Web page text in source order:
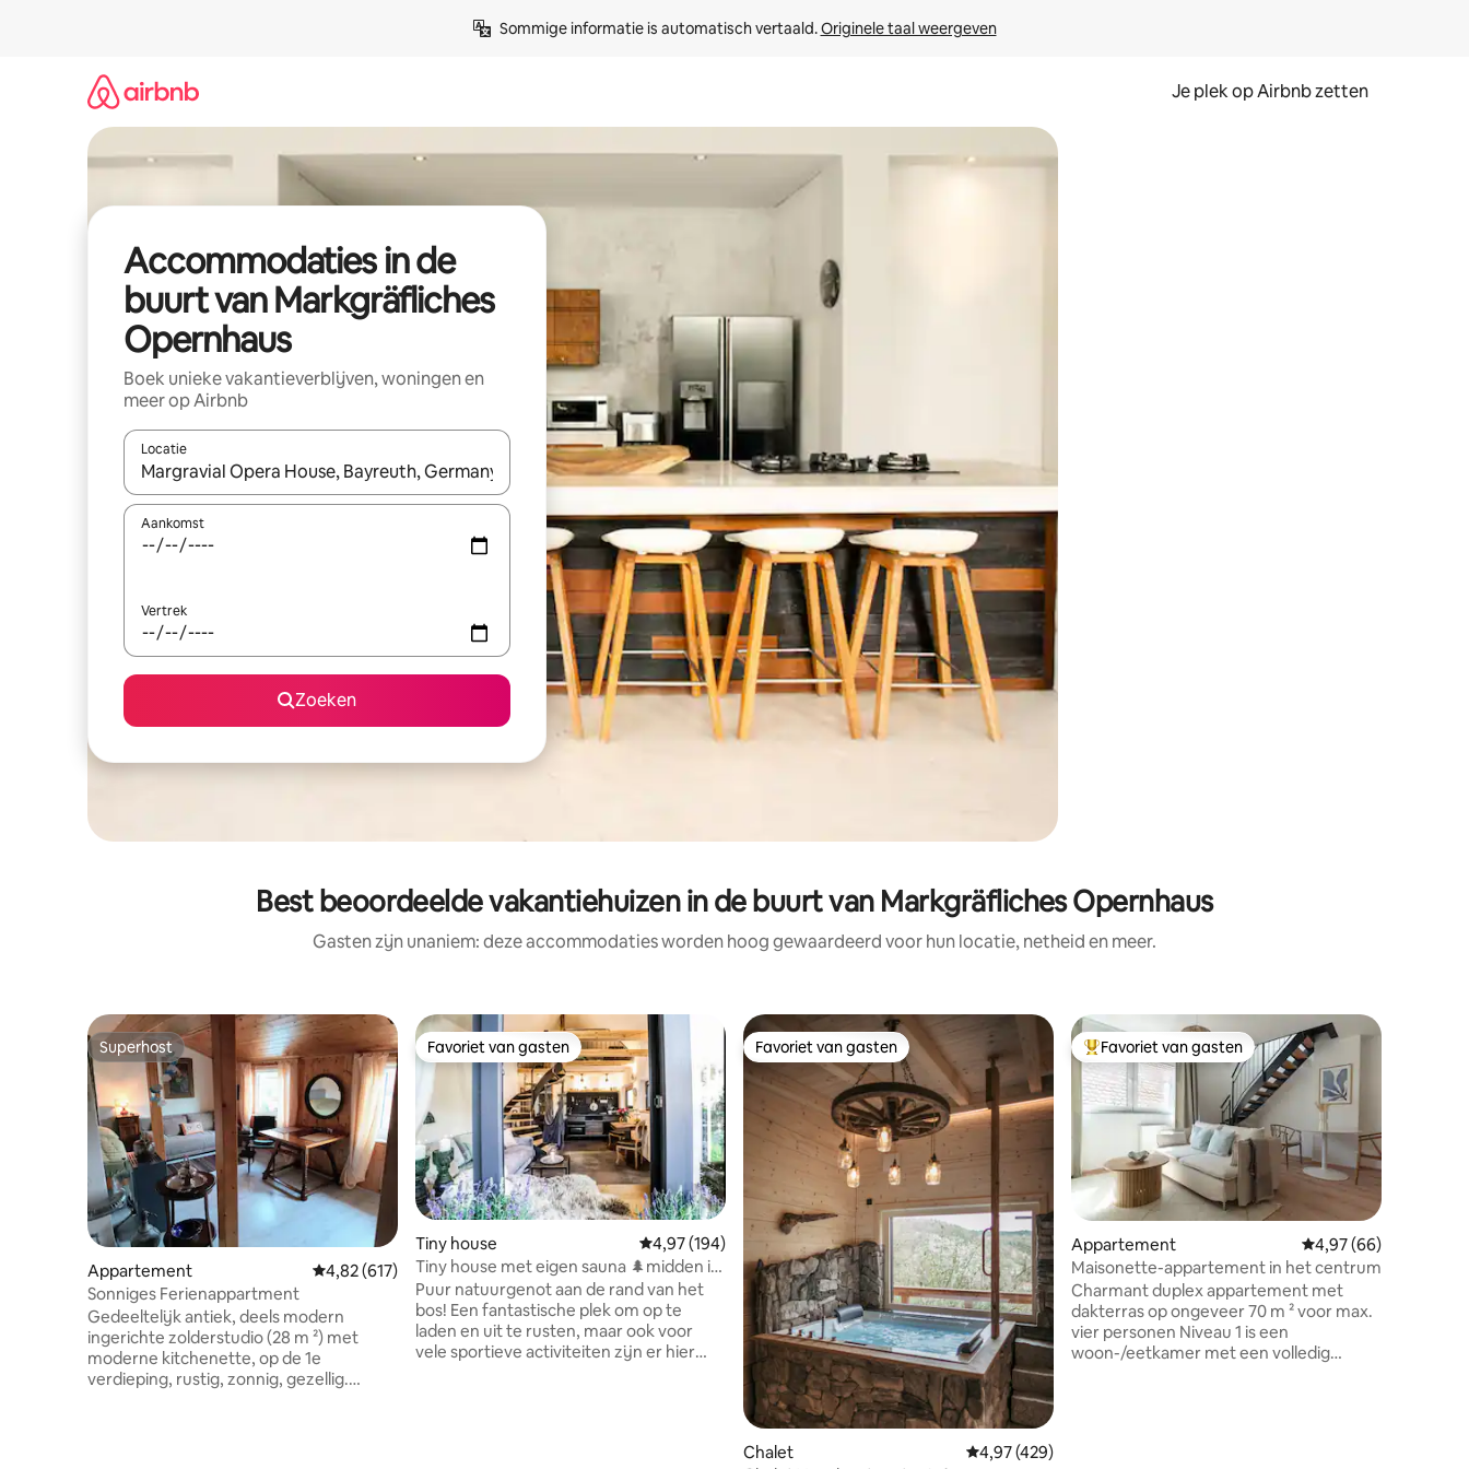
Sommige informatie is automatisch vertaald. Originele taal weergeven
Je plek op Airbnb zetten
Accommodaties in de
buurt van Markgräfliches
Opernhaus
Boek unieke vakantieverblijven, woningen en
meer op Airbnb
Locatie
Wanneer er resultaten beschikbaar zijn, maak je een keuze met je de pijltjestoetsen omhoog en omlaag, óf door te tikken of swipen.
Aankomst
Vertrek
Zoeken
Best beoordeelde vakantiehuizen in de buurt van Markgräfliches Opernhaus
Gasten zijn unaniem: deze accommodaties worden hoog gewaardeerd voor hun locatie, netheid en meer.
Superhost
Superhost
Appartement Gemiddelde beoordeling van 4,82 op 5, 617 recensies
4,82 (617)
Sonniges Ferienappartment
Gedeeltelijk antiek, deels modern
ingerichte zolderstudio (28 m ²) met
moderne kitchenette, op de 1e
verdieping, rustig, zonnig, gezellig.
Favoriet van gasten
Favoriet van gasten
Tiny house Gemiddelde beoordeling van 4,97 op 5, 194 recensies
4,97 (194)
Tiny house met eigen sauna 🌲midden in
de natuur
Puur natuurgenot aan de rand van het
bos! Een fantastische plek om op te
laden en uit te rusten, maar ook voor
vele sportieve activiteiten zijn er hier
Favoriet van gasten
Favoriet van gasten
Chalet Gemiddelde beoordeling van 4,97 op 5, 429 recensies
4,97 (429)
Topfavoriet van gasten
Favoriet van gasten
Appartement Gemiddelde
4,97 (66)
Maisonette-appartement in het centrum
Charmant duplex appartement met
dakterras op ongeveer 70 m ² voor max.
vier personen Niveau 1 is een
woon-/eetkamer met een volledig